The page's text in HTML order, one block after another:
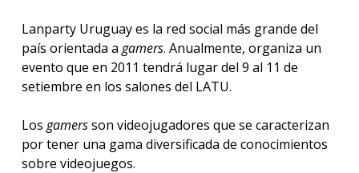
Lanparty Uruguay es la red social más grande del
país orientada a gamers. Anualmente, organiza un
evento que en 2011 tendrá lugar del 9 al 11 de
setiembre en los salones del LATU.
Los gamersson videojugadores que se caracterizan
por tener una gama diversificada de conocimientos
sobre videojuegos.